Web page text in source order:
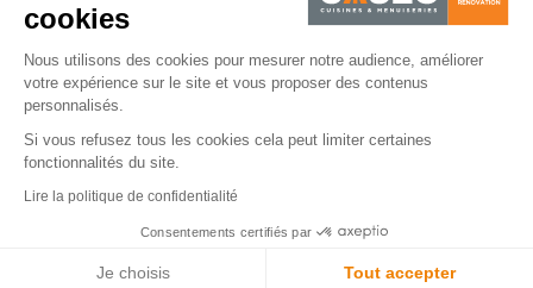
cookies
Nous utilisons des cookies pour mesurer notre audience, améliorer
votre expérience sur le site et vous proposer des contenus
personnalisés.
Si vous refusez tous les cookies cela peut limiter certaines
fonctionnalités du site.
Lire la politique de confidentialité
Consentements certifiés par
Je choisis Tout accepter